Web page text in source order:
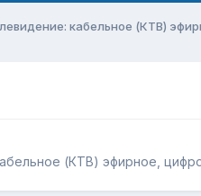
кабельное (КТВ)
(КТВ) эфирное,